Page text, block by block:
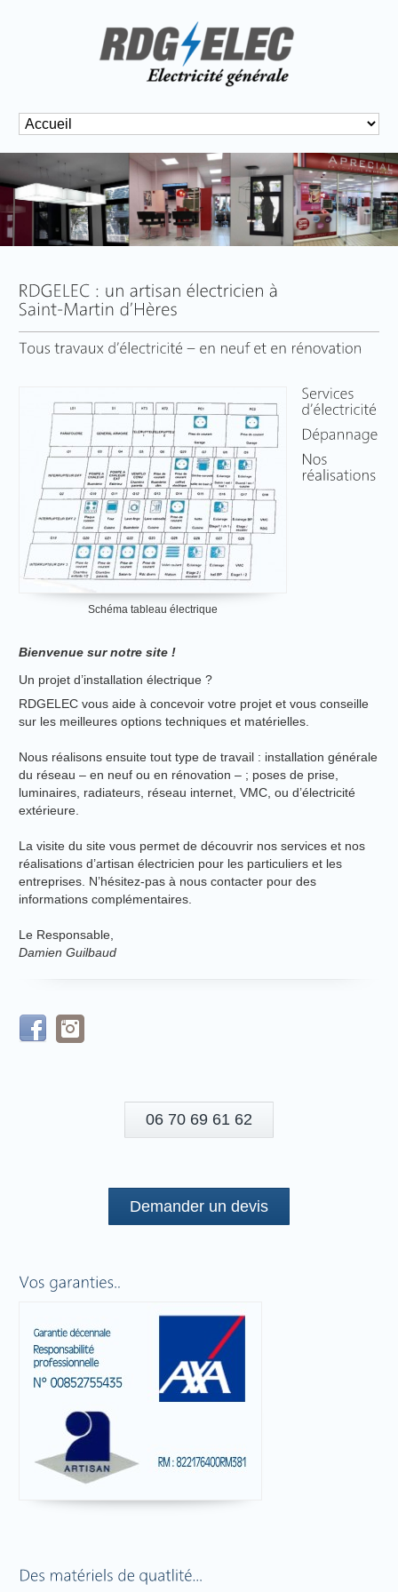
Schéma tableau électrique
Bienvenue sur notre site !
Un projet d’installation électrique ?
RDGELEC vous aide à concevoir votre projet et vous conseille
sur les meilleures options techniques et matérielles.
Nous réalisons ensuite tout type de travail : installation générale
du réseau – en neuf ou en rénovation – ; poses de prise,
luminaires, radiateurs, réseau internet, VMC, ou d’électricité
extérieure.
La visite du site vous permet de découvrir nos services et nos
réalisations d’artisan électricien pour les particuliers et les
entreprises. N’hésitez-pas à nous contacter pour des
informations complémentaires.
Le Responsable,
Damien Guilbaud
06 70 69 61 62
Demander un devis